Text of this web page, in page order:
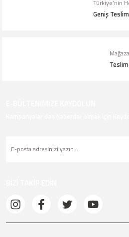
Türkiye’nin
Geniş Teslim